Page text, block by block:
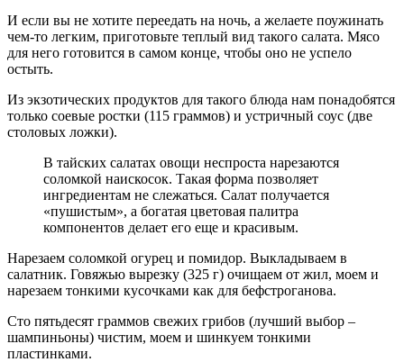
И если вы не хотите переедать на ночь, а желаете поужинать
чем-то легким, приготовьте теплый вид такого салата. Мясо
для него готовится в самом конце, чтобы оно не успело
остыть.
Из экзотических продуктов для такого блюда нам понадобятся
только соевые ростки (115 граммов) и устричный соус (две
столовых ложки).
В тайских салатах овощи неспроста нарезаются
соломкой наискосок. Такая форма позволяет
ингредиентам не слежаться. Салат получается
«пушистым», а богатая цветовая палитра
компонентов делает его еще и красивым.
Нарезаем соломкой огурец и помидор. Выкладываем в
салатник. Говяжью вырезку (325 г) очищаем от жил, моем и
нарезаем тонкими кусочками как для бефстроганова.
Сто пятьдесят граммов свежих грибов (лучший выбор –
шампиньоны) чистим, моем и шинкуем тонкими
пластинками.